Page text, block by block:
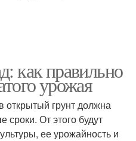
как правильно
урожая
открытый грунт должна
сроки. От этого будут
ее урожайность и